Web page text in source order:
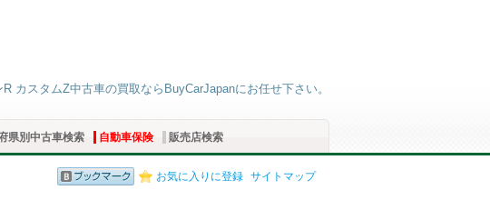
カスタムZ中古車の買取ならBuyCarJapanにお任せ下さい。
県別中古車検索 自動車保険 販売店検索
お気に入りに登録 サイトマップ